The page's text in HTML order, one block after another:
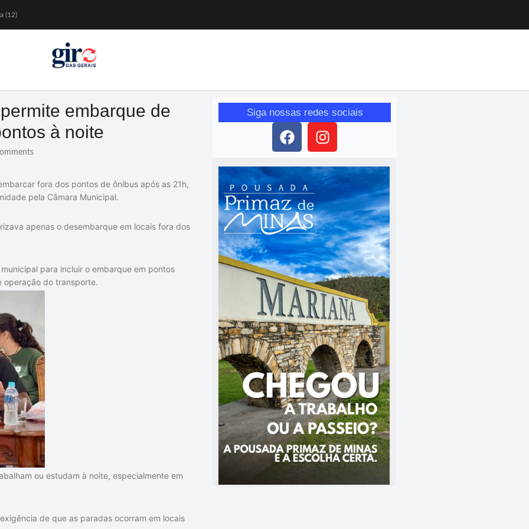
(12)
de glicose
embarque de
à noite
fora dos pontos de ônibus após as 21h,
pela Câmara Municipal.
apenas o desembarque em locais fora dos
para incluir o embarque em pontos
operação do transporte.
ou estudam à noite, especialmente em
de que as paradas ocorram em locais
Siga nossas redes sociais